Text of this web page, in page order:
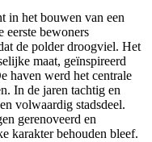
in het bouwen van een
eerste bewoners
de polder droogviel. Het
maat, geïnspireerd
haven werd het centrale
In de jaren tachtig en
volwaardig stadsdeel.
gerenoveerd en
karakter behouden bleef.